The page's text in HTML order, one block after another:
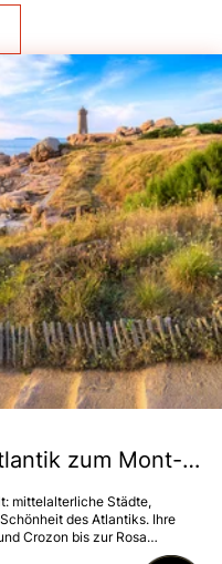
Wilde Bretagne – Vom Atlantik zum Mont-Saint-Michel
mittelalterliche Städte,
des Atlantiks. Ihre
Crozon bis zur Rosa
Mont Saint-Michel.